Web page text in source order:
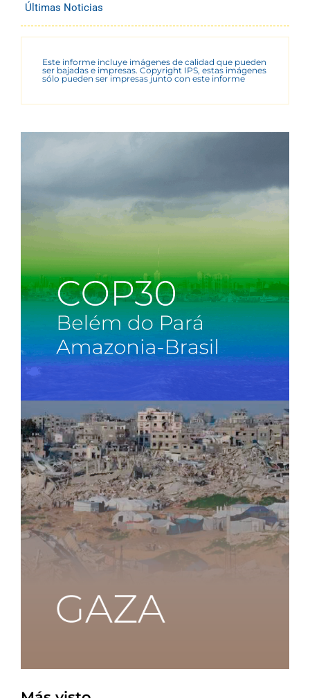
Últimas Noticias
Este informe incluye imágenes de calidad que pueden
ser bajadas e impresas. Copyright IPS, estas imágenes
sólo pueden ser impresas junto con este informe